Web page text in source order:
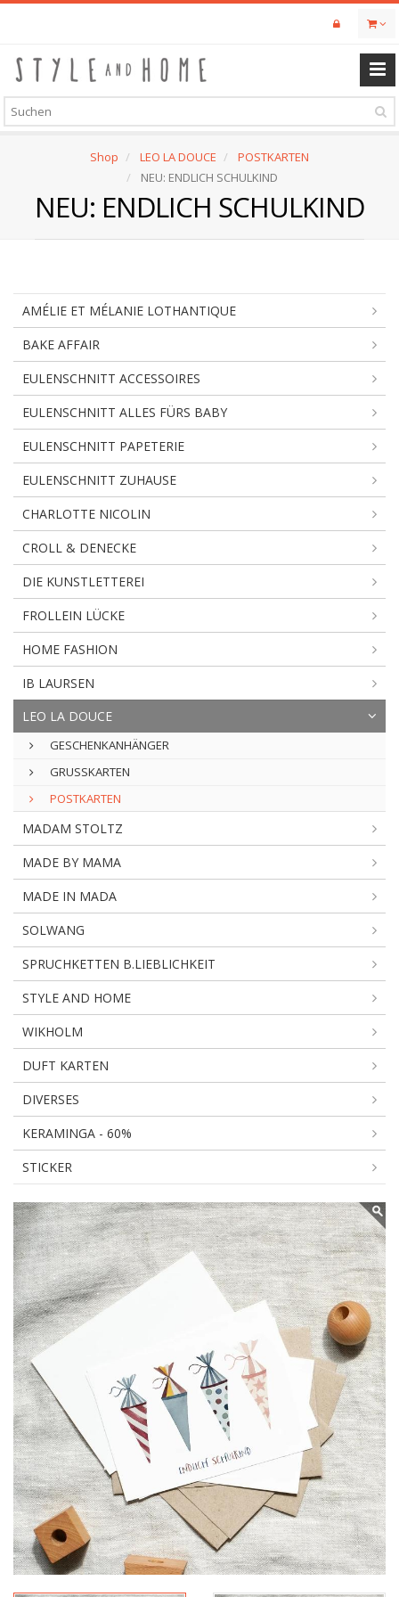
Skip
content
Shop LEO LA DOUCE
POSTKARTEN
NEU: ENDLICH SCHULKIND
NEU: ENDLICH SCHULKIND
AMÉLIE ET MÉLANIE LOTHANTIQUE
BAKE AFFAIR
EULENSCHNITT ACCESSOIRES
EULENSCHNITT ALLES FÜRS BABY
EULENSCHNITT PAPETERIE
EULENSCHNITT ZUHAUSE
CHARLOTTE NICOLIN
CROLL & DENECKE
DIE KUNSTLETTEREI
FROLLEIN LÜCKE
HOME FASHION
IB LAURSEN
LEO LA DOUCE
GESCHENKANHÄNGER
GRUSSKARTEN
POSTKARTEN
MADAM STOLTZ
MADE BY MAMA
MADE IN MADA
SOLWANG
SPRUCHKETTEN B.LIEBLICHKEIT
STYLE AND HOME
WIKHOLM
DUFT KARTEN
DIVERSES
KERAMINGA - 60%
STICKER